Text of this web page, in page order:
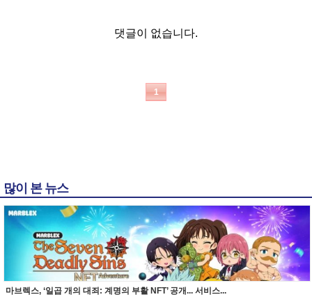
댓글이 없습니다.
1
많이 본 뉴스
마브렉스, ‘일곱 개의 대죄: 계명의 부활 NFT’ 공개... 서비스...